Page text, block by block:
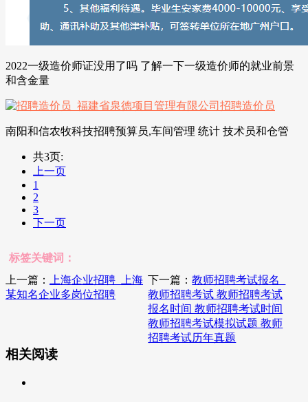
2022一级造价师证没用了吗 了解一下一级造价师的就业前景
和含金量
南阳和信农牧科技招聘预算员,车间管理 统计 技术员和仓管
共3页:
上一页
1
2
3
下一页
标签关键词：
上一篇：
上海企业招聘_上海
某知名企业多岗位招聘
下一篇：教师招聘考试报名_
教师招聘考试 教师招聘考试
报名时间 教师招聘考试时间
教师招聘考试模拟试题 教师
招聘考试历年真题
相关阅读